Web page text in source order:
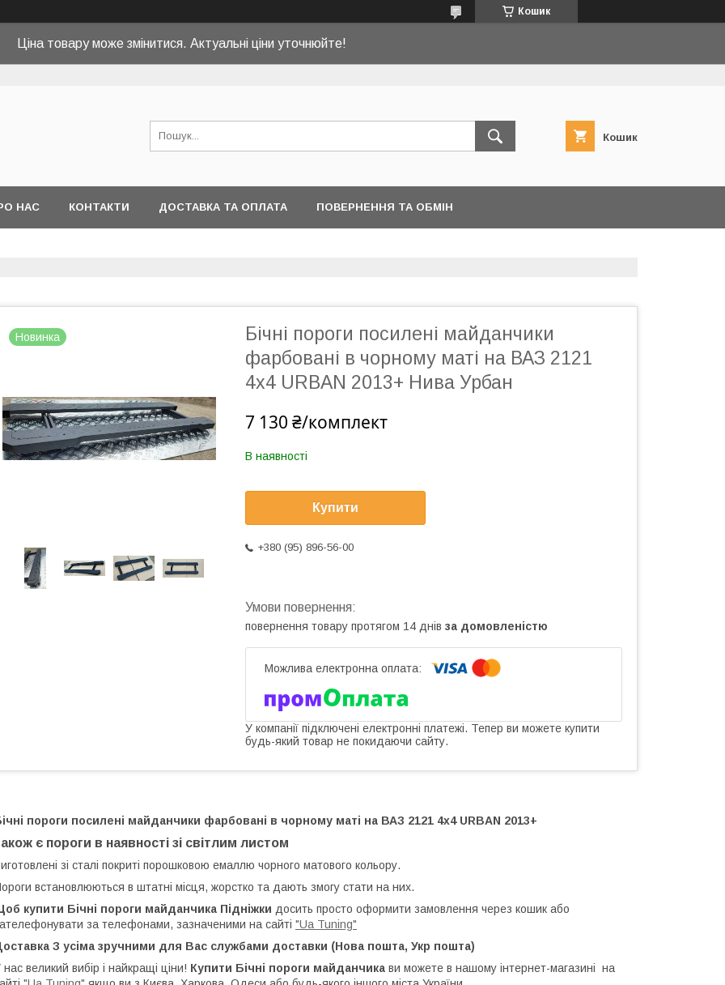
Кошик
Ціна товару може змінитися. Актуальні ціни уточнюйте!
Кошик
НАС КОНТАКТИ ДОСТАВКА ТА ОПЛАТА ПОВЕРНЕННЯ ТА ОБМІН
Новинка
Бічні пороги посилені майданчики
фарбовані в чорному маті на ВАЗ 2121
4x4 URBAN 2013+ Нива Урбан
7 130 ₴/комплект
В наявності
Купити
+380 (95) 896-56-00
повернення товару протягом 14 днів за домовленістю
У компанії підключені електронні платежі. Тепер ви можете купити
будь-який товар не покидаючи сайту.
пороги посилені майданчики фарбовані в чорному маті на ВАЗ 2121 4x4 URBAN 2013+
є пороги в наявності зі світлим листом
зі сталі покриті порошковою емаллю чорного матового кольору.
встановлюються в штатні місця, жорстко та дають змогу стати на них.
купити Бічні пороги майданчика Підніжки досить просто оформити замовлення через кошик або
за телефонами, зазначеними на сайті "Ua Tuning"
З усіма зручними для Вас службами доставки (Нова пошта, Укр пошта)
нас великий вибір і найкращі ціни! Купити Бічні пороги майданчика ви можете в нашому інтернет-магазині на